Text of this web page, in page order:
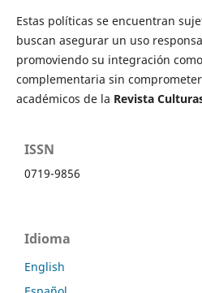
Estas políticas se encuentran
buscan asegurar un uso
promoviendo su integración
complementaria sin
académicos de la Revista
ISSN
0719-9856
Idioma
English